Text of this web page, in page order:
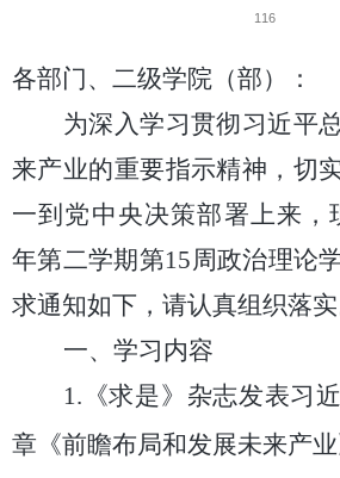
116
各部门、二级学院（部）：
为深入学习贯彻习近平
来产业的重要指示精神，切
一到党中央决策部署上来，
年第二学期第15周政治理论
求通知如下，请认真组织落实
一、学习内容
1. 《求是》杂志发表习
章《前瞻布局和发展未来产业